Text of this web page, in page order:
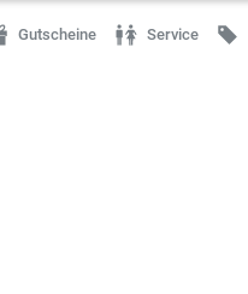
Gutscheine Service